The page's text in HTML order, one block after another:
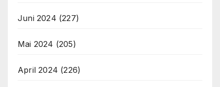
Juni 2024 (227)
Mai 2024 (205)
April 2024 (226)